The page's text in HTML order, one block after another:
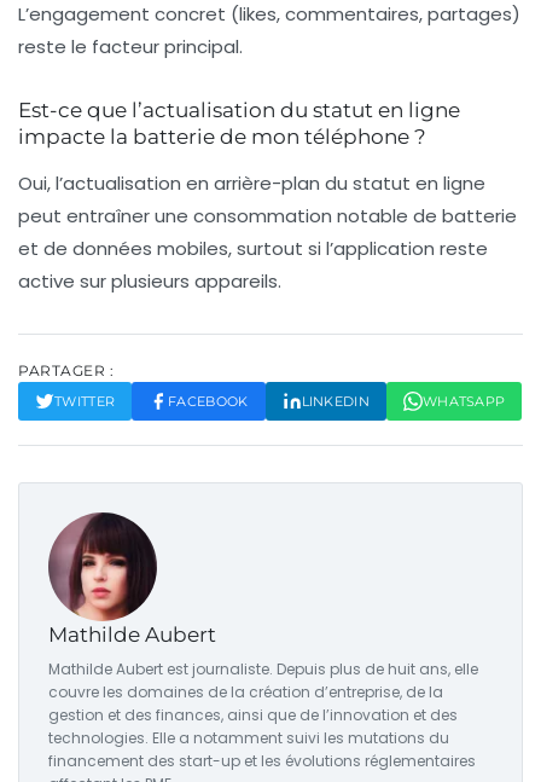
L’engagement concret (likes, commentaires, partages)
reste le facteur principal.
Est-ce que l’actualisation du statut en ligne
impacte la batterie de mon téléphone ?
Oui, l’actualisation en arrière-plan du statut en ligne
peut entraîner une consommation notable de batterie
et de données mobiles, surtout si l’application reste
active sur plusieurs appareils.
PARTAGER :
TWITTER FACEBOOK LINKEDIN WHATSAPP
Mathilde Aubert
Mathilde Aubert est journaliste. Depuis plus de huit ans, elle
couvre les domaines de la création d’entreprise, de la
gestion et des finances, ainsi que de l’innovation et des
technologies. Elle a notamment suivi les mutations du
financement des start-up et les évolutions réglementaires